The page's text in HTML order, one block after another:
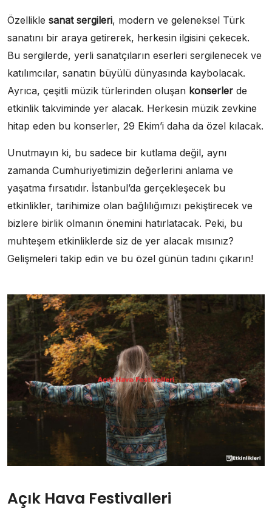
Özellikle sanat sergileri, modern ve geleneksel Türk
sanatını bir araya getirerek, herkesin ilgisini çekecek.
Bu sergilerde, yerli sanatçıların eserleri sergilenecek ve
katılımcılar, sanatın büyülü dünyasında kaybolacak.
Ayrıca, çeşitli müzik türlerinden oluşan konserler de
etkinlik takviminde yer alacak. Herkesin müzik zevkine
hitap eden bu konserler, 29 Ekim’i daha da özel kılacak.
Unutmayın ki, bu sadece bir kutlama değil, aynı
zamanda Cumhuriyetimizin değerlerini anlama ve
yaşatma fırsatıdır. İstanbul’da gerçekleşecek bu
etkinlikler, tarihimize olan bağlılığımızı pekiştirecek ve
bizlere birlik olmanın önemini hatırlatacak. Peki, bu
muhteşem etkinliklerde siz de yer alacak mısınız?
Gelişmeleri takip edin ve bu özel günün tadını çıkarın!
Açık Hava Festivalleri